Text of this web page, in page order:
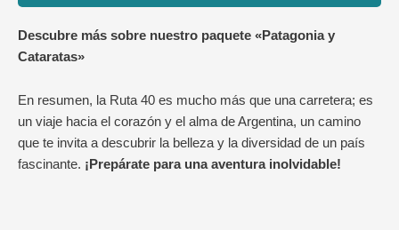
Descubre más sobre nuestro paquete «Patagonia y
Cataratas»
En resumen, la Ruta 40 es mucho más que una carretera; es
un viaje hacia el corazón y el alma de Argentina, un camino
que te invita a descubrir la belleza y la diversidad de un país
fascinante. ¡Prepárate para una aventura inolvidable!